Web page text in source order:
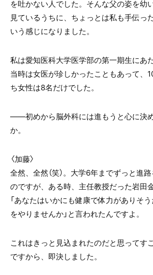
を吐かない人でした。そんな父の姿を幼
見ているうちに、ちょっとは私も手伝っ
いう感じになりました。
私は愛知医科大学医学部の第一期生にあ
当時は女医が珍しかったこともあって、
ち女性は8名だけでした。
――初めから脳外科には進もうと心に決
か。
〈加藤〉
全然、全然（笑）。大学6年までずっと進
のですが、ある時、主任教授だった岩田
「あなたはいかにも健康で体力がありそ
をやりませんか」と言われたんですよ。
これはきっと見込まれたのだと思ってす
ですから、即決しました。